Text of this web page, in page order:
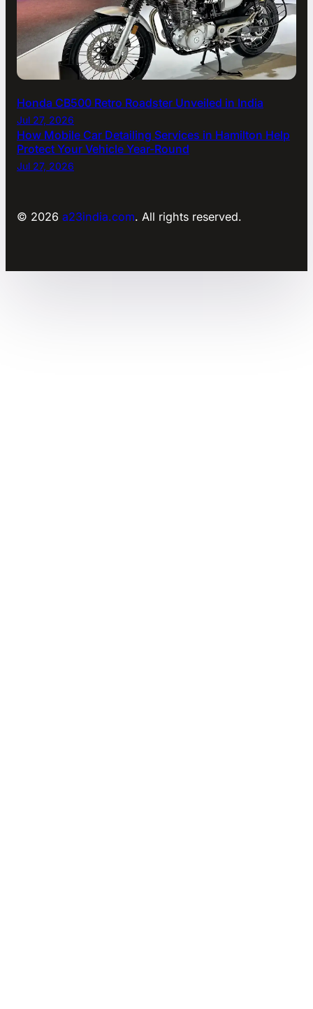
Honda CB500 Retro Roadster Unveiled in India
Jul 27, 2026
How Mobile Car Detailing Services in Hamilton Help
Protect Your Vehicle Year-Round
Jul 27, 2026
© 2026 a23india.com. All rights reserved.